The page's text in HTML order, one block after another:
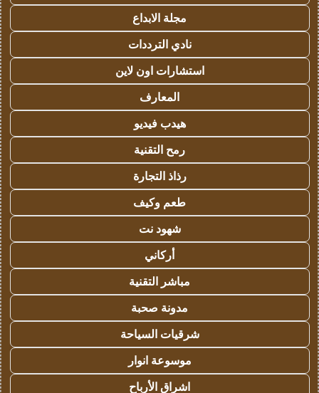
مجلة الابداع
نادي الترددات
استشارات اون لاين
المعارف
هيدب فيديو
رمح التقنية
رذاذ التجارة
طعم وكيف
شهود نت
أركاني
مباشر التقنية
مدونة صحبة
شرقيات السياحة
موسوعة انوار
اشراق الأرباح